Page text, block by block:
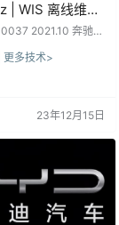
| WIS 离线维修
维修手册+电路
[安装视频教程
注册激活码]
2021.10 奔驰B
：安装视频教程+证
活码 软件系统：
考！ 不同版本：数
自学钻研, …
多技术>
23年12月15日